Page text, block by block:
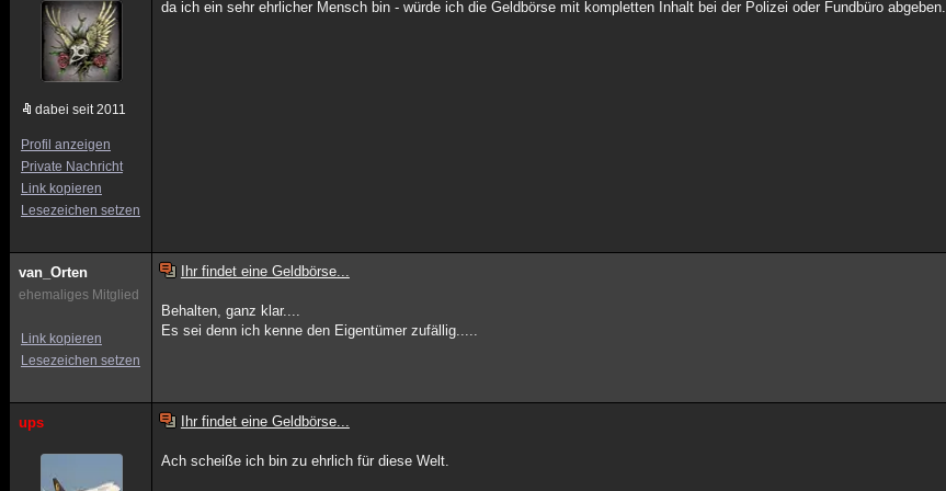
dabei seit 2011
Profil anzeigen
Private Nachricht
Link kopieren
Lesezeichen setzen
da ich ein sehr ehrlicher Mensch bin - würde ich die Geldbörse mit kompletten Inhalt bei der Polizei oder Fundbüro abgeben.
van_Orten
ehemaliges Mitglied
Link kopieren
Lesezeichen setzen
Ihr findet eine Geldbörse...
Behalten, ganz klar....
Es sei denn ich kenne den Eigentümer zufällig.....
ups Ihr findet eine Geldbörse...
Ach scheiße ich bin zu ehrlich für diese Welt.